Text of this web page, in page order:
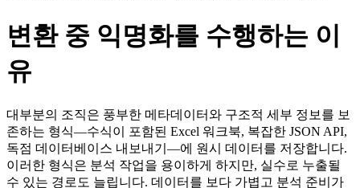
변환 중 익명화를 수행하는 이
유
대부분의 조직은 풍부한 메타데이터와 구조적 세부 정보를 보
존하는 형식—수식이 포함된 Excel 워크북, 복잡한 JSON API,
독점 데이터베이스 내보내기—에 원시 데이터를 저장합니다.
이러한 형식은 분석 작업을 용이하게 하지만, 실수로 누출될
수 있는 경로도 늘립니다. 데이터를 보다 가볍고 분석 준비가